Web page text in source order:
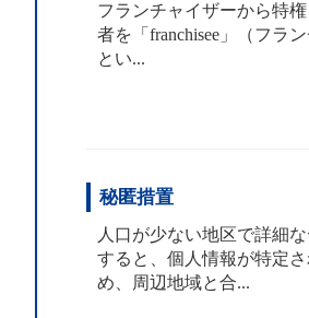
フランチャイザーから特
者を「franchisee」（フラ
とい...
秘匿措置
人口が少ない地区で詳細
すると、個人情報が特定
め、周辺地域と合...